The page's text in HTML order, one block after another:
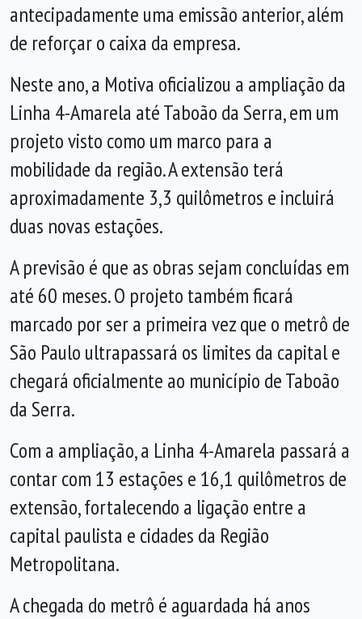
antecipadamente uma emissão anterior, além
de reforçar o caixa da empresa.
Neste ano, a Motiva oficializou a ampliação da
Linha 4-Amarela até Taboão da Serra, em um
projeto visto como um marco para a
mobilidade da região. A extensão terá
aproximadamente 3,3 quilômetros e incluirá
duas novas estações.
A previsão é que as obras sejam concluídas em
até 60 meses. O projeto também ficará
marcado por ser a primeira vez que o metrô de
São Paulo ultrapassará os limites da capital e
chegará oficialmente ao município de Taboão
da Serra.
Com a ampliação, a Linha 4-Amarela passará a
contar com 13 estações e 16,1 quilômetros de
extensão, fortalecendo a ligação entre a
capital paulista e cidades da Região
Metropolitana.
A chegada do metrô é aguardada há anos